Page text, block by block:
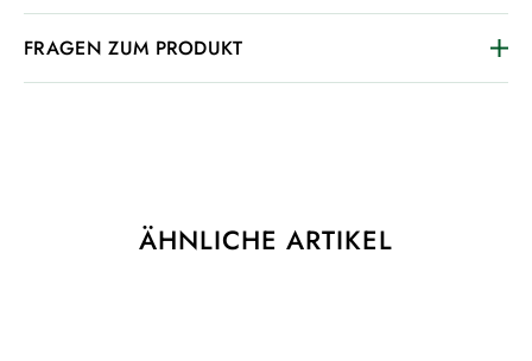
FRAGEN ZUM PRODUKT
ÄHNLICHE ARTIKEL